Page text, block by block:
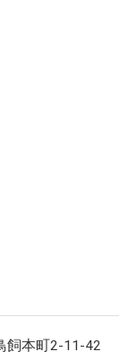
飼本町2-11-42